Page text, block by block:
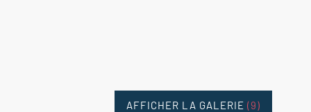
AFFICHER LA GALERIE (9)